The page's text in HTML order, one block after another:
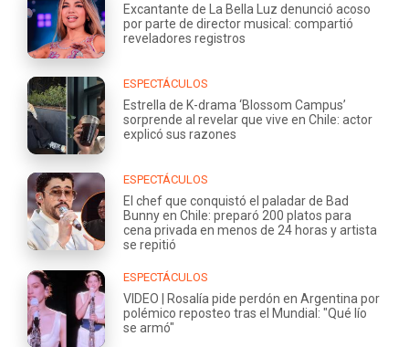
Excantante de La Bella Luz denunció acoso
por parte de director musical: compartió
reveladores registros
ESPECTÁCULOS
Estrella de K-drama ‘Blossom Campus’
sorprende al revelar que vive en Chile: actor
explicó sus razones
ESPECTÁCULOS
El chef que conquistó el paladar de Bad
Bunny en Chile: preparó 200 platos para
cena privada en menos de 24 horas y artista
se repitió
ESPECTÁCULOS
VIDEO | Rosalía pide perdón en Argentina por
polémico reposteo tras el Mundial: "Qué lío
se armó"